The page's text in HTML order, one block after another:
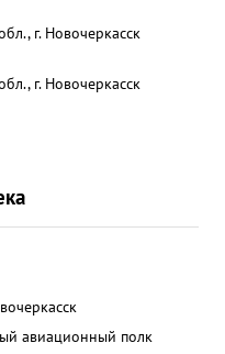
г. Новочеркасск
г. Новочеркасск
авиационный полк